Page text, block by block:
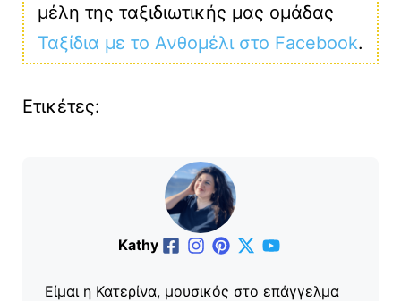
μέλη της ταξιδιωτικής μας ομάδας
Ταξίδια με το Ανθομέλι στο Facebook.
Ετικέτες:
Kathy
Είμαι η Κατερίνα, μουσικός στο επάγγελμα